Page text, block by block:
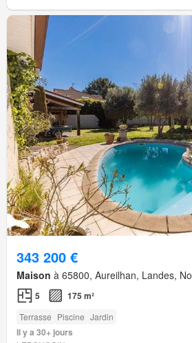
343 200 €
Maison à 65800, Aureilhan, Landes,
5 175 m²
Terrasse Piscine Jardin
Il y a 30+ jours